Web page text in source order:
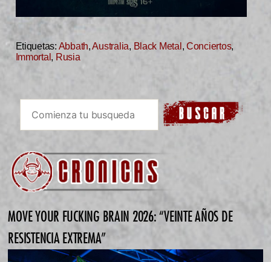
Etiquetas: Abbath,Australia, Black Metal ,Conciertos,
Immortal , Rusia
MOVE YOUR FUCKING BRAIN 2026: “VEINTE AÑOS DE
RESISTENCIA EXTREMA”